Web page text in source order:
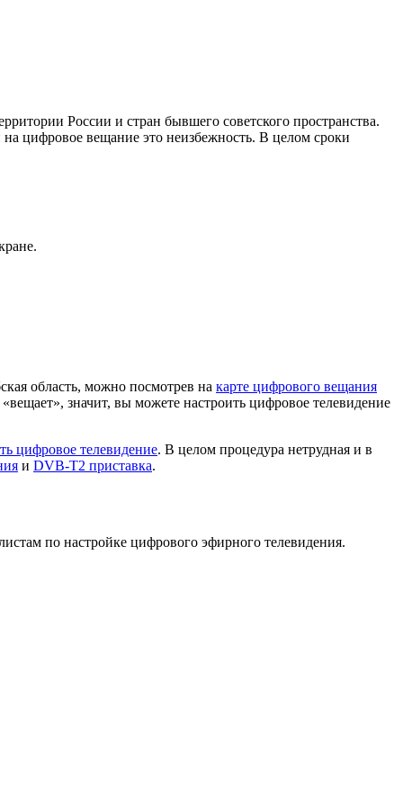
России и стран бывшего советского пространства.
цифровое вещание это неизбежность. В целом сроки
область, можно посмотрев на карте цифрового вещания
значит, вы можете настроить цифровое телевидение
цифровое телевидение. В целом процедура нетрудная и в
и DVB-T2 приставка.
по настройке цифрового эфирного телевидения.